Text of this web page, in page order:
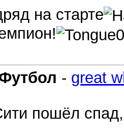
на старте
- great
пошёл спад,